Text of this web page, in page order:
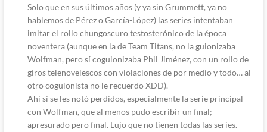
Solo que en sus últimos años (y ya sin Grummett, ya no
hablemos de Pérez o García-López) las series intentaban
imitar el rollo chungoscuro testosterónico de la época
noventera (aunque en la de Team Titans, no la guionizaba
Wolfman, pero sí coguionizaba Phil Jiménez, con un rollo de
giros telenovelescos con violaciones de por medio y todo… al
otro coguionista no le recuerdo XDD).
Ahí sí se les notó perdidos, especialmente la serie principal
con Wolfman, que al menos pudo escribir un final;
apresurado pero final. Lujo que no tienen todas las series.